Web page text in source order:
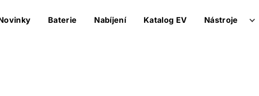
Baterie Nabíjení Katalog EV Nástroje
navigation